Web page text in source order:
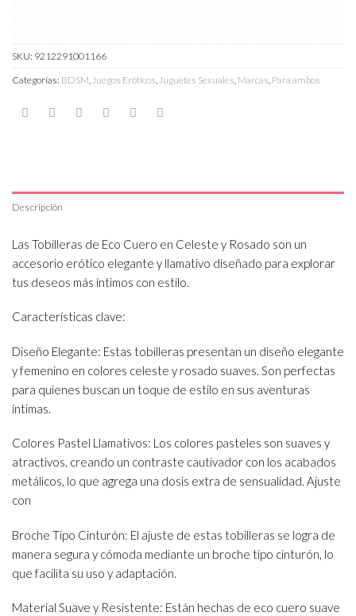
SKU: 9212291001166
Categorías: BDSM,Juegos Eróticos,Juguetes Sexuales, Marcas, Para ambos
Descripción
Las Tobilleras de Eco Cuero en Celeste y Rosado son un
accesorio erótico elegante y llamativo diseñado para explorar
tus deseos más íntimos con estilo.
Características clave:
Diseño Elegante: Estas tobilleras presentan un diseño elegante
y femenino en colores celeste y rosado suaves. Son perfectas
para quienes buscan un toque de estilo en sus aventuras
íntimas.
Colores Pastel Llamativos: Los colores pasteles son suaves y
atractivos, creando un contraste cautivador con los acabados
metálicos, lo que agrega una dosis extra de sensualidad. Ajuste
con
Broche Tipo Cinturón: El ajuste de estas tobilleras se logra de
manera segura y cómoda mediante un broche tipo cinturón, lo
que facilita su uso y adaptación.
Material Suave y Resistente: Están hechas de eco cuero suave